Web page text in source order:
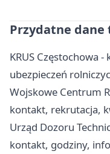
Przydatne dane
KRUS Częstochowa
ubezpieczeń
Wojskowe Centrum
kontakt, rekrutacja,
Urząd Dozoru
kontakt, godziny,